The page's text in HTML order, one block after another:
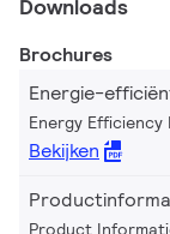
Downloads
Brochures
Energie-
Energy
Bekijken
Product